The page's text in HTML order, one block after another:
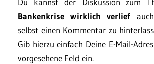
Bankenkrise wirklich verlief
selbst einen Kommentar zu
Gib hierzu einfach Deine E-Mail-
vorgesehene Feld ein.